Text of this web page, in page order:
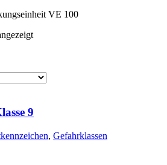
VE 100
9
, Gefahrklassen